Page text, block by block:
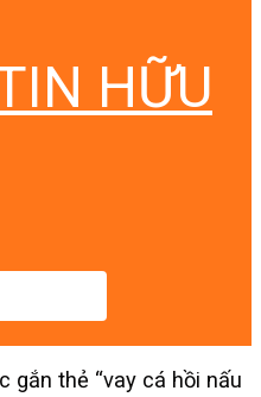
HỮU
gắn thẻ “vay cá hồi nấu